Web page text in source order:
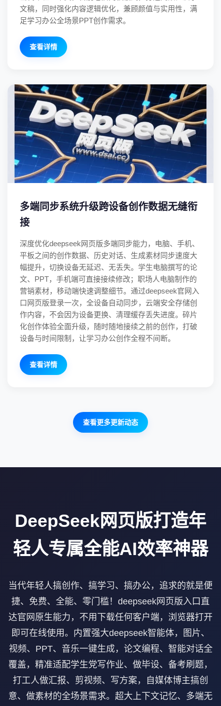
文稿，同时强化内容逻辑优化，兼顾颜值与实用性，满
足学习办公全场景PPT创作需求。
查看详情
多端同步系统升级跨设备创作数据无缝衔
接
深度优化deepseek网页版多端同步能力，电脑、手机、
平板之间的创作数据、历史对话、生成素材同步速度大
幅提升，切换设备无延迟、无丢失。学生电脑撰写的论
文、PPT，手机端可直接接续修改；职场人电脑制作的
营销素材，移动端快速调整细节。通过deepseek官网入
口网页版登录一次，全设备自动同步，云端安全存储创
作内容，不会因为设备更换、清理缓存丢失进度。碎片
化创作体验全面升级，随时随地接续之前的创作，打破
设备与时间限制，让学习办公创作全程不间断。
查看详情
查看更多更新动态
DeepSeek网页版打造年
轻人专属全能AI效率神器
当代年轻人搞创作、搞学习、搞办公，追求的就是便
捷、免费、全能、零门槛！deepseek网页版入口直
达官网原生能力，不用下载任何客户端，浏览器打开
即可在线使用。内置强大deepseek智能体，图片、
视频、PPT、音乐一键生成，论文编程、智能对话全
覆盖，精准适配学生党写作业、做毕设、备考刷题，
打工人做汇报、剪视频、写方案，自媒体博主搞创
意、做素材的全场景需求。超大上下文记忆、多端无